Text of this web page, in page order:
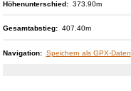
Höhenunterschied: 373.90m
Gesamtabstieg: 407.40m
Navigation: Speichern als GPX-Daten